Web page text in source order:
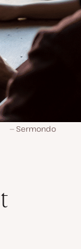
Sermondo